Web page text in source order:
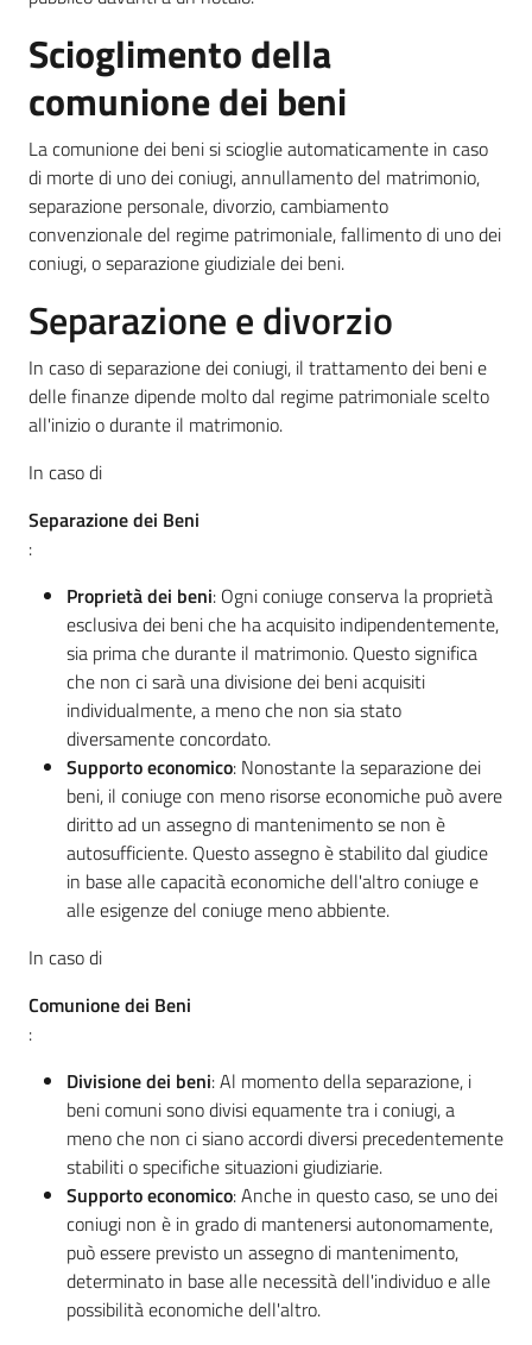
Scioglimento della
comunione dei beni
La comunione dei beni si scioglie automaticamente in caso
di morte di uno dei coniugi, annullamento del matrimonio,
separazione personale, divorzio, cambiamento
convenzionale del regime patrimoniale, fallimento di uno dei
coniugi, o separazione giudiziale dei beni.
Separazione e divorzio
In caso di separazione dei coniugi, il trattamento dei beni e
delle finanze dipende molto dal regime patrimoniale scelto
all'inizio o durante il matrimonio.
In caso di
Separazione dei Beni
:
Proprietà dei beni: Ogni coniuge conserva la proprietà
esclusiva dei beni che ha acquisito indipendentemente,
sia prima che durante il matrimonio. Questo significa
che non ci sarà una divisione dei beni acquisiti
individualmente, a meno che non sia stato
diversamente concordato.
Supporto economico: Nonostante la separazione dei
beni, il coniuge con meno risorse economiche può avere
diritto ad un assegno di mantenimento se non è
autosufficiente. Questo assegno è stabilito dal giudice
in base alle capacità economiche dell'altro coniuge e
alle esigenze del coniuge meno abbiente.
In caso di
Comunione dei Beni
:
Divisione dei beni: Al momento della separazione, i
beni comuni sono divisi equamente tra i coniugi, a
meno che non ci siano accordi diversi precedentemente
stabiliti o specifiche situazioni giudiziarie.
Supporto economico: Anche in questo caso, se uno dei
coniugi non è in grado di mantenersi autonomamente,
può essere previsto un assegno di mantenimento,
determinato in base alle necessità dell'individuo e alle
possibilità economiche dell'altro.